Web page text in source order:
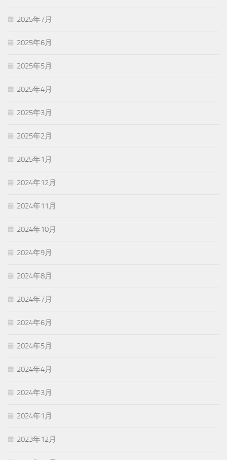
2025年7月
2025年6月
2025年5月
2025年4月
2025年3月
2025年2月
2025年1月
2024年12月
2024年11月
2024年10月
2024年9月
2024年8月
2024年7月
2024年6月
2024年5月
2024年4月
2024年3月
2024年1月
2023年12月